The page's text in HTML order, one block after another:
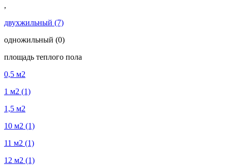
,
двухжильный (7)
одножильный (0)
площадь теплого пола
0,5 м2
1 м2 (1)
1,5 м2
10 м2 (1)
11 м2 (1)
12 м2 (1)